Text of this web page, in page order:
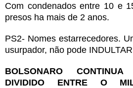
Com condenados entre 10 e
presos ha mais de 2 anos.
PS2- Nomes estarrecedores.
usurpador, não pode
BOLSONARO
DIVIDIDO ENTRE O